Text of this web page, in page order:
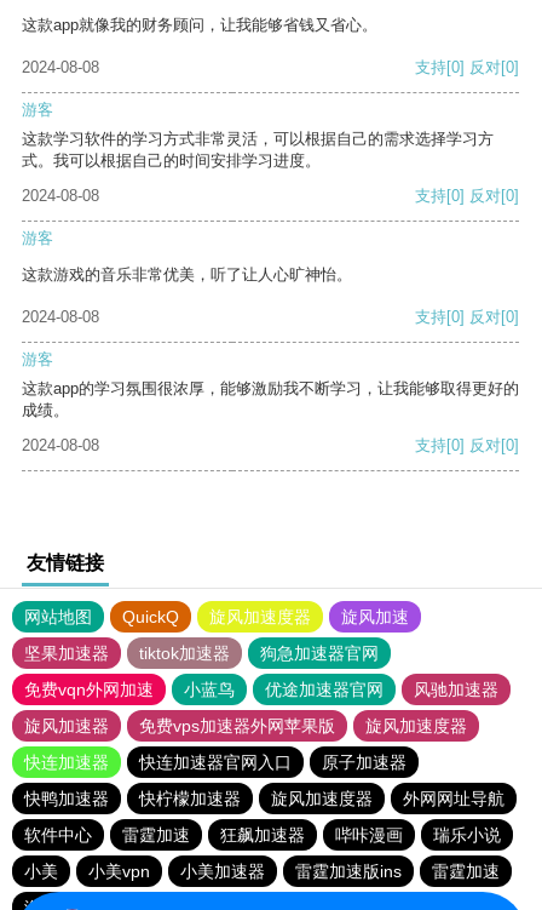
这款app就像我的财务顾问，让我能够省钱又省心。
2024-08-08 支持[0] 反对[0]
游客
这款学习软件的学习方式非常灵活，可以根据自己的需求选择学习方
式。我可以根据自己的时间安排学习进度。
2024-08-08
支持[0] 反对[0]
游客
这款游戏的音乐非常优美，听了让人心旷神怡。
2024-08-08 支持[0] 反对[0]
游客
这款app的学习氛围很浓厚，能够激励我不断学习，让我能够取得更好的
成绩。
2024-08-08
支持[0] 反对[0]
友情链接
网站地图 QuickQ 旋风加速度器
旋风加速
坚果加速器
tiktok加速器
狗急加速器官网
免费vqn外网加速
小蓝鸟 优途加速器官网
风驰加速器
旋风加速器
免费vps加速器外网苹果版
旋风加速度器
快连加速器
快连加速器官网入口
原子加速器
快鸭加速器
快柠檬加速器 旋风加速度器
外网网址导航
软件中心
雷霆加速 狂飙加速器 哔咔漫画
瑞乐小说
小美
小美vpn 小美加速器 雷霆加速版ins
雷霆加速